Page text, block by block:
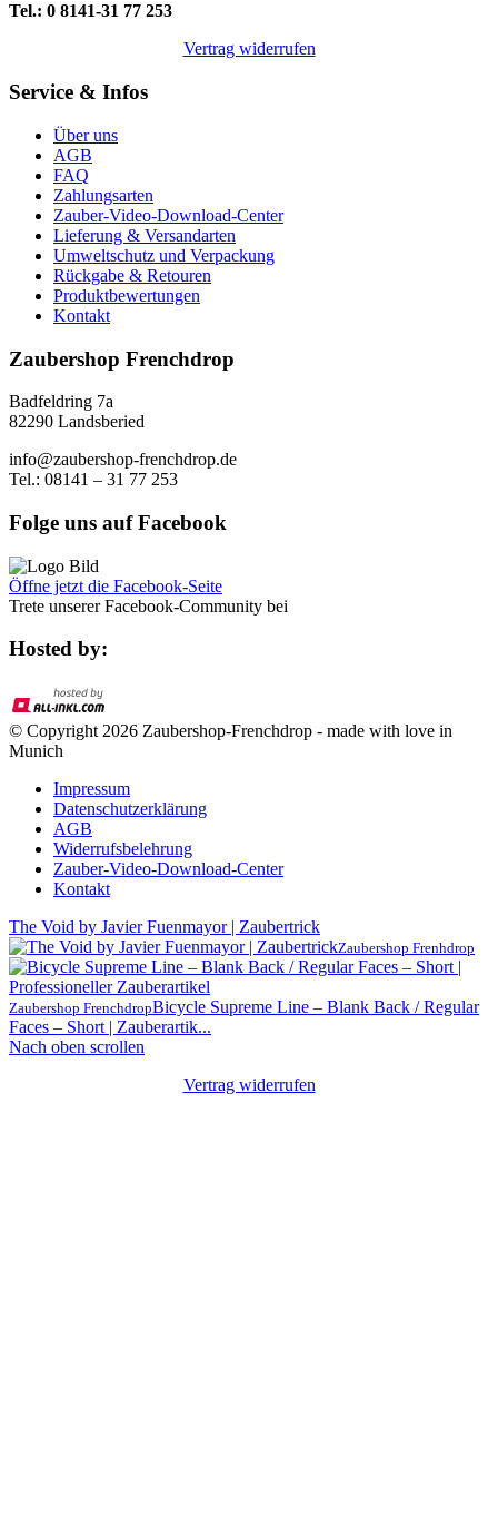
Tel.: 0 8141-31 77 253
Vertrag widerrufen
Service & Infos
Über uns
AGB
FAQ
Zahlungsarten
Zauber-Video-Download-Center
Lieferung & Versandarten
Umweltschutz und Verpackung
Rückgabe & Retouren
Produktbewertungen
Kontakt
Zaubershop Frenchdrop
Badfeldring 7a
82290 Landsberied
info@zaubershop-frenchdrop.de
Tel.: 08141 – 31 77 253
Folge uns auf Facebook
Öffne jetzt die Facebook-Seite
Trete unserer Facebook-Community bei
Hosted by:
© Copyright 2026 Zaubershop-Frenchdrop - made with love in
Munich
Impressum
Datenschutzerklärung
AGB
Widerrufsbelehrung
Zauber-Video-Download-Center
Kontakt
The Void by Javier Fuenmayor | Zaubertrick
Zaubershop Frenhdrop
Zaubershop FrenchdropBicycle Supreme Line – Blank Back / Regular
Faces – Short | Zauberartik...
Nach oben scrollen
Vertrag widerrufen